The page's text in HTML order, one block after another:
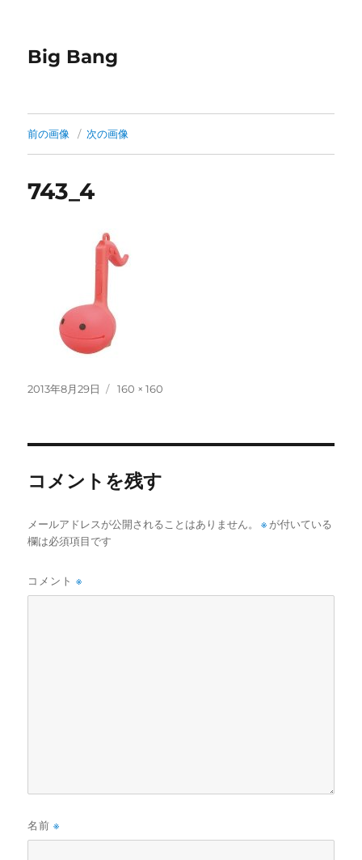
Big Bang
前の画像 次の画像
743_4
投
2013年8月29日
フ
160 × 160
コメントを残す
メールアドレスが公開されることはありません。 ※ が付いている
欄は必須項目です
コメント※
名前※